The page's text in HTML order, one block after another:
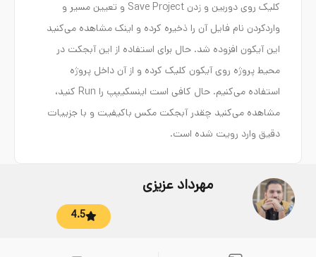
کلیک روی دوربین و زدن Save Project و تعیین مسیر و
واردکردن نام فایل آن را ذخیره کرده و اینک مشاهده می‌کنید
این آیکون افزوده شد. حال برای استفاده از این آبجکت در
محیط پروژه روی آیکون کلیک کرده و از آن داخل پروژه
استفاده می‌کنیم. حال کافی است اینسکیپپ را Run کنید،
مشاهده می‌کنید چقدر آبجکت مکس باکیفیت و با جزییات
دقیق وارد رویت شده است.
مهرداد عزیزی
4.5